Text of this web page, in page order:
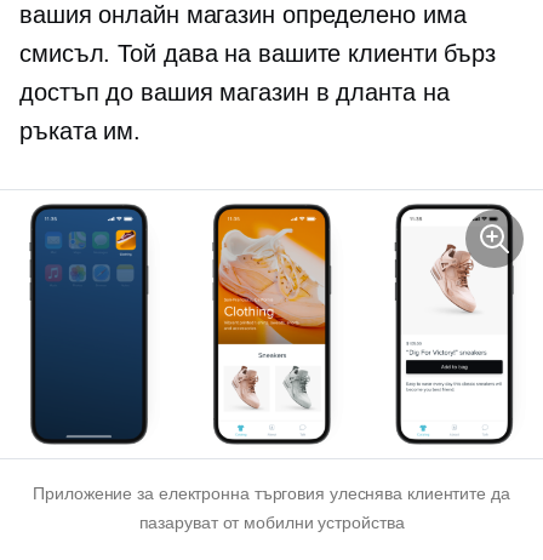
вашия онлайн магазин определено има
смисъл. Той дава на вашите клиенти бърз
достъп до вашия магазин в дланта на
ръката им.
Приложение за електронна търговия улеснява клиентите да
пазаруват от мобилни устройства